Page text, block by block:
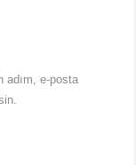
adım, e-posta